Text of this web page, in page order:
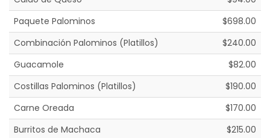
Paquete Palominos
$698.00
Combinación Palominos (Platillos)
$240.00
Guacamole
$82.00
Costillas Palominos (Platillos)
$190.00
Carne Oreada
$170.00
Burritos de Machaca
$215.00